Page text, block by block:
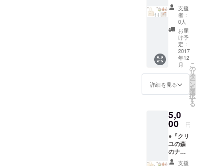
さい。
お選び
頂けま
す。 ④
ポスト
カード
３枚
セット -
-----------
-----------
-----------
-----------
------- 各
画像は
トップ
ページ
でご確
認くだ
さい。
位置は
多少異
なる場
合があ
りま
す。 ③
缶バッ
ジ3個
セット
※トップ
ページ
それぞ
れお好
みのも
のを１
個づつ
お選び
頂けま
ビィ』
グッズ
【D】
セット
①手書
きお礼
状 ②２
WAYワ
イド
トート
（W43×
H27×D
10cm）
コット
ン生地
ショル
ダー
バック
とハン
ドバッ
支援
者：
0人
お届
け予
定：
2017
年12
月
詳細を見る
こ
の
リ
タ
ー
ン
を
選
択
す
る
5,0
00 円
●『クリ
ユの森
のナル
ビィ』
支援